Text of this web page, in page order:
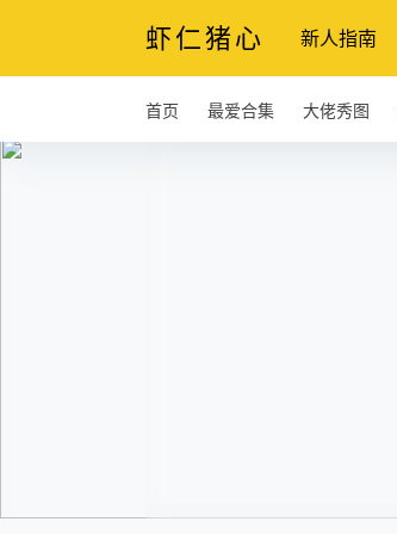
虾仁猪心 新人指南
首页 最爱合集 大佬秀图